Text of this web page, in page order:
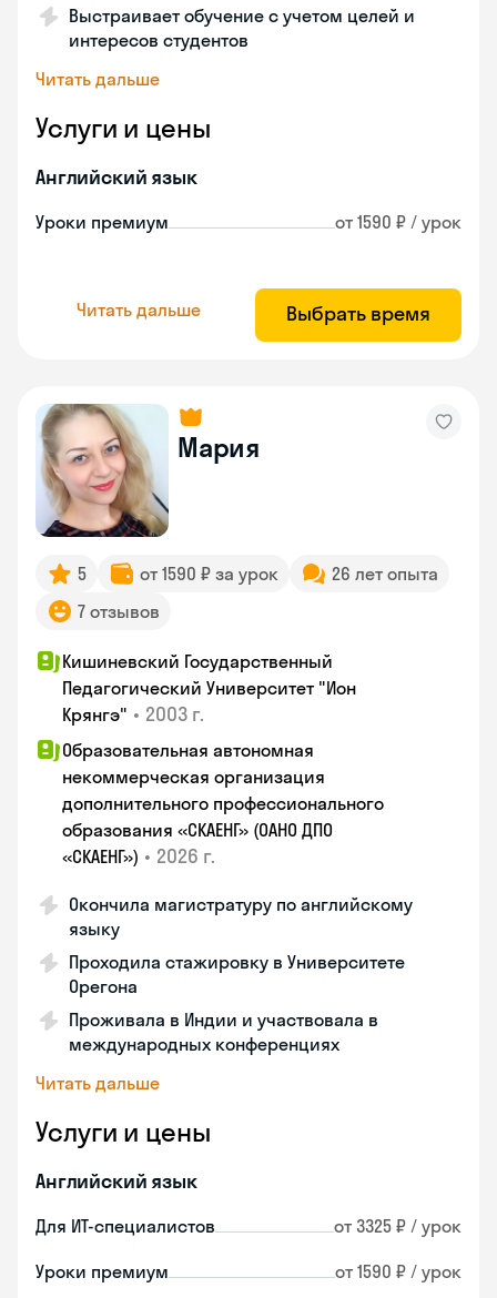
Выстраивает обучение с учетом целей и
интересов студентов
Читать дальше
Услуги и цены
Английский язык
Уроки премиум от 1590 ₽ / урок
Читать дальше Выбрать время
Мария
5 от 1590 ₽ за урок
26 лет опыта
7 отзывов
Кишиневский Государственный
Педагогический Университет "Ион
Крянгэ" • 2003 г.
Образовательная автономная
некоммерческая организация
дополнительного профессионального
образования «СКАЕНГ» (ОАНО ДПО
«СКАЕНГ») • 2026 г.
Окончила магистратуру по английскому
языку
Проходила стажировку в Университете
Орегона
Проживала в Индии и участвовала в
международных конференциях
Читать дальше
Услуги и цены
Английский язык
Для ИТ-специалистов от 3325 ₽ / урок
Уроки премиум от 1590 ₽ / урок